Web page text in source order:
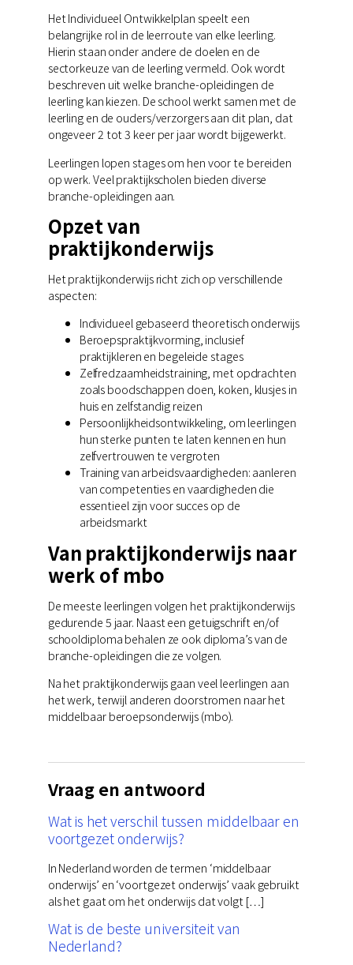
Het Individueel Ontwikkelplan speelt een
belangrijke rol in de leerroute van elke leerling.
Hierin staan onder andere de doelen en de
sectorkeuze van de leerling vermeld. Ook wordt
beschreven uit welke branche-opleidingen de
leerling kan kiezen. De school werkt samen met de
leerling en de ouders/verzorgers aan dit plan, dat
ongeveer 2 tot 3 keer per jaar wordt bijgewerkt.
Leerlingen lopen stages om hen voor te bereiden
op werk. Veel praktijkscholen bieden diverse
branche-opleidingen aan.
Opzet van
praktijkonderwijs
Het praktijkonderwijs richt zich op verschillende
aspecten:
Individueel gebaseerd theoretisch onderwijs
Beroepspraktijkvorming, inclusief
praktijkleren en begeleide stages
Zelfredzaamheidstraining, met opdrachten
zoals boodschappen doen, koken, klusjes in
huis en zelfstandig reizen
Persoonlijkheidsontwikkeling, om leerlingen
hun sterke punten te laten kennen en hun
zelfvertrouwen te vergroten
Training van arbeidsvaardigheden: aanleren
van competenties en vaardigheden die
essentieel zijn voor succes op de
arbeidsmarkt
Van praktijkonderwijs naar
werk of mbo
De meeste leerlingen volgen het praktijkonderwijs
gedurende 5 jaar. Naast een getuigschrift en/of
schooldiploma behalen ze ook diploma’s van de
branche-opleidingen die ze volgen.
Na het praktijkonderwijs gaan veel leerlingen aan
het werk, terwijl anderen doorstromen naar het
middelbaar beroepsonderwijs (mbo).
Vraag en antwoord
Wat is het verschil tussen middelbaar en
voortgezet onderwijs?
In Nederland worden de termen ‘middelbaar
onderwijs’ en ‘voortgezet onderwijs’ vaak gebruikt
als het gaat om het onderwijs dat volgt […]
Wat is de beste universiteit van
Nederland?